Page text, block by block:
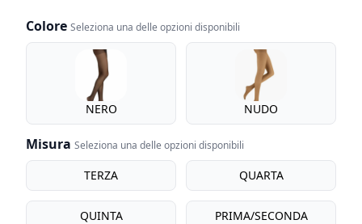
Colore Seleziona una delle opzioni disponibili
Colore
NERO NUDO
Misura Seleziona una delle opzioni disponibili
Misura TERZA QUARTA
QUINTA PRIMA/SECONDA